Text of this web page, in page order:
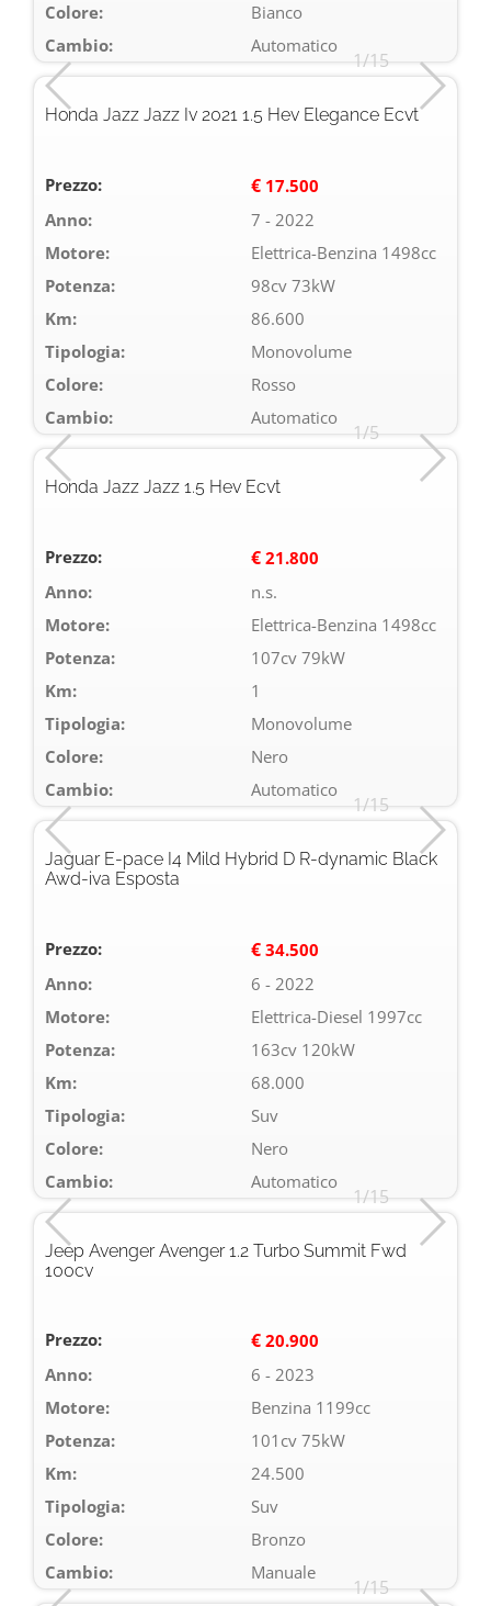
Colore:
Bianco
Cambio:
Automatico
1/15
Honda Jazz Jazz Iv 2021 1.5 Hev Elegance Ecvt
Prezzo: € 17.500
Anno:
7 - 2022
Motore:
Elettrica-Benzina 1498cc
Potenza:
98cv 73kW
Km:
86.600
Tipologia:
Monovolume
Colore:
Rosso
Cambio:
Automatico
1/5
Honda Jazz Jazz 1.5 Hev Ecvt
Prezzo: € 21.800
Anno:
n.s.
Motore:
Elettrica-Benzina 1498cc
Potenza:
107cv 79kW
Km:
1
Tipologia:
Monovolume
Colore:
Nero
Cambio:
Automatico
1/15
Jaguar E-pace I4 Mild Hybrid D R-dynamic Black
Awd-iva Esposta
Prezzo: € 34.500
Anno:
6 - 2022
Motore:
Elettrica-Diesel 1997cc
Potenza:
163cv 120kW
Km:
68.000
Tipologia:
Suv
Colore:
Nero
Cambio:
Automatico
1/15
Jeep Avenger Avenger 1.2 Turbo Summit Fwd
100cv
Prezzo: € 20.900
Anno:
6 - 2023
Motore:
Benzina 1199cc
Potenza:
101cv 75kW
Km:
24.500
Tipologia:
Suv
Colore:
Bronzo
Cambio:
Manuale
1/15